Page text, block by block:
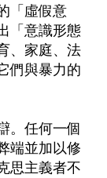
「虛假意
「意識形態
、家庭、法
們與暴力的
。任何一個
端並加以修
思主義者不